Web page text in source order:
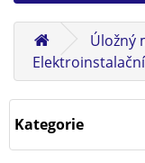
Úložný
Kategorie